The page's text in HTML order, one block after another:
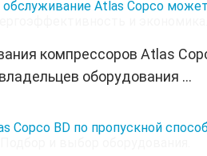
обслуживание Atlas Copco
компрессоров Atlas
владельцев оборудования ...
Copco BD по пропускной